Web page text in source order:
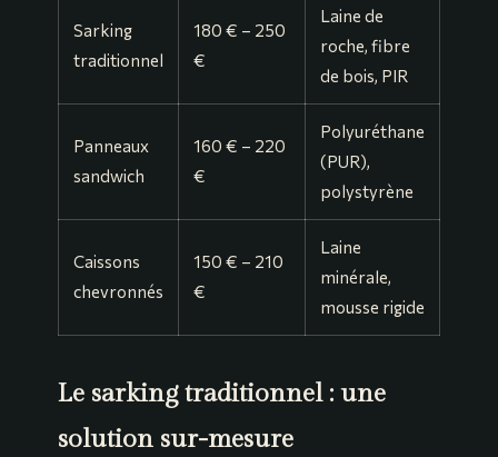
Sarking
traditionnel
180 € – 250
€
Laine de
roche, fibre
de bois, PIR
Panneaux
sandwich
160 € – 220
€
Polyuréthane
(PUR),
polystyrène
Caissons
chevronnés
150 € – 210
€
Laine
minérale,
mousse rigide
Le sarking traditionnel : une
solution sur-mesure